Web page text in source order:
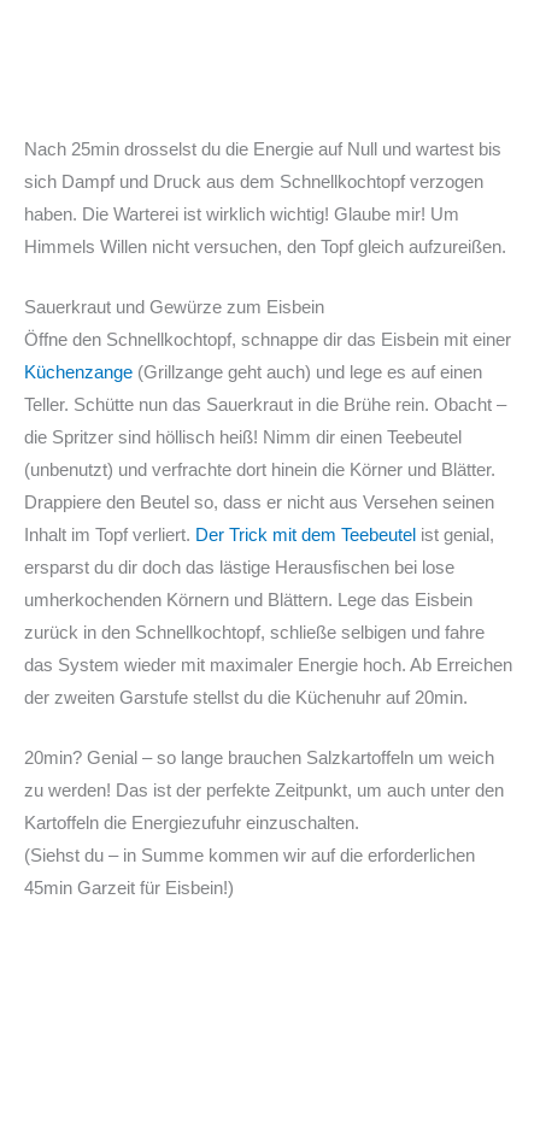
Nach 25min drosselst du die Energie auf Null und wartest bis
sich Dampf und Druck aus dem Schnellkochtopf verzogen
haben. Die Warterei ist wirklich wichtig! Glaube mir! Um
Himmels Willen nicht versuchen, den Topf gleich aufzureißen.
Sauerkraut und Gewürze zum Eisbein
Öffne den Schnellkochtopf, schnappe dir das Eisbein mit einer
Küchenzange (Grillzange geht auch) und lege es auf einen
Teller. Schütte nun das Sauerkraut in die Brühe rein. Obacht –
die Spritzer sind höllisch heiß! Nimm dir einen Teebeutel
(unbenutzt) und verfrachte dort hinein die Körner und Blätter.
Drappiere den Beutel so, dass er nicht aus Versehen seinen
Inhalt im Topf verliert. Der Trick mit dem Teebeutel ist genial,
ersparst du dir doch das lästige Herausfischen bei lose
umherkochenden Körnern und Blättern. Lege das Eisbein
zurück in den Schnellkochtopf, schließe selbigen und fahre
das System wieder mit maximaler Energie hoch. Ab Erreichen
der zweiten Garstufe stellst du die Küchenuhr auf 20min.
20min? Genial – so lange brauchen Salzkartoffeln um weich
zu werden! Das ist der perfekte Zeitpunkt, um auch unter den
Kartoffeln die Energiezufuhr einzuschalten.
(Siehst du – in Summe kommen wir auf die erforderlichen
45min Garzeit für Eisbein!)